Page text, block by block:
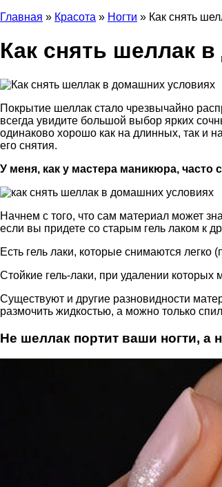
Главная » Красота » Ногти » Как снять
Как снять шеллак
Покрытие шеллак стало чрезвычайно
всегда увидите большой выбор ярких
одинаково хорошо как на длинных, так и
его снятия.
У меня, как у мастера маникюра,
Начнем с того, что сам материал может
если вы придете со старым гель лаком к
Есть гель лаки, которые снимаются легко
Стойкие гель-лаки, при удалении которых
Существуют и другие разновидности
размочить жидкостью, а можно только
Не шеллак портит ваши ногти, а